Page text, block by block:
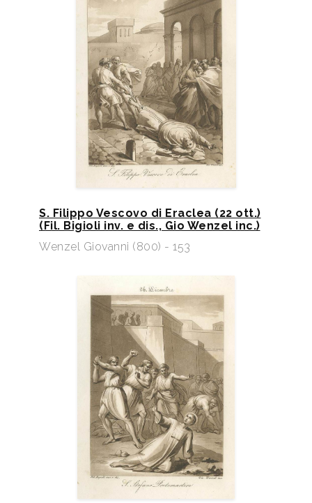
S. Filippo Vescovo di Eraclea (22 ott.)
(Fil. Bigioli inv. e dis., Gio Wenzel inc.)
Wenzel Giovanni (800) - 153